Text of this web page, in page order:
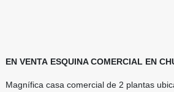
EN VENTA ESQUINA COMERCIAL EN
Magnífica casa comercial de 2 plantas